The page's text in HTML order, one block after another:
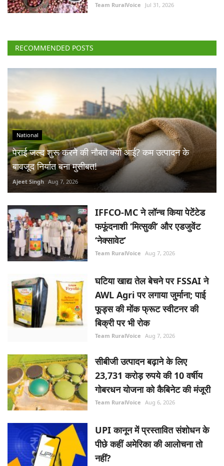
Team RuralVoice Jul 31, 2026
RECOMMENDED POSTS
National
पेराई जल्द शुरू करने की नौबत क्यों आई? कम उत्पादन के
बावजूद निर्यात बना मुसीबत!
Ajeet Singh Aug 7, 2026
IFFCO-MC ने लॉन्च किया पेटेंटेड
फफूंदनाशी ‘मित्सुकी’ और एडजुवेंट
‘नेक्सावेट’
Team RuralVoice Aug 7, 2026
घटिया खाद्य तेल बेचने पर FSSAI ने
AWL Agri पर लगाया जुर्माना; पाई
फूड्स की मोंक फ्रूट स्वीटनर की
बिक्री पर भी रोक
Team RuralVoice Aug 7, 2026
सीबीजी उत्पादन बढ़ाने के लिए
23,731 करोड़ रुपये की 10 वर्षीय
गोबरधन योजना को कैबिनेट की मंजूरी
Team RuralVoice Aug 6, 2026
UPI कानून में प्रस्तावित संशोधन के
पीछे कहीं अमेरिका की आलोचना तो
नहीं?